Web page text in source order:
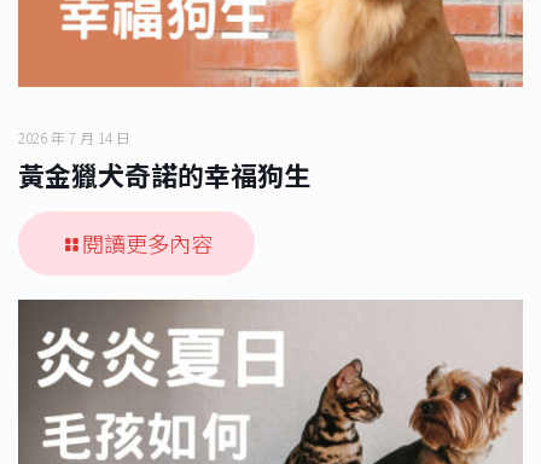
2026 年 7 月 14 日
黃金獵犬奇諾的幸福狗生
閱讀更多內容